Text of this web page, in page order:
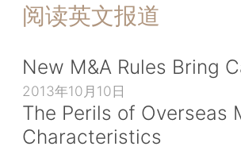
阅读英文报道
New M&A Rules Bring
2013年10月10日
The Perils of Overseas
Characteristics